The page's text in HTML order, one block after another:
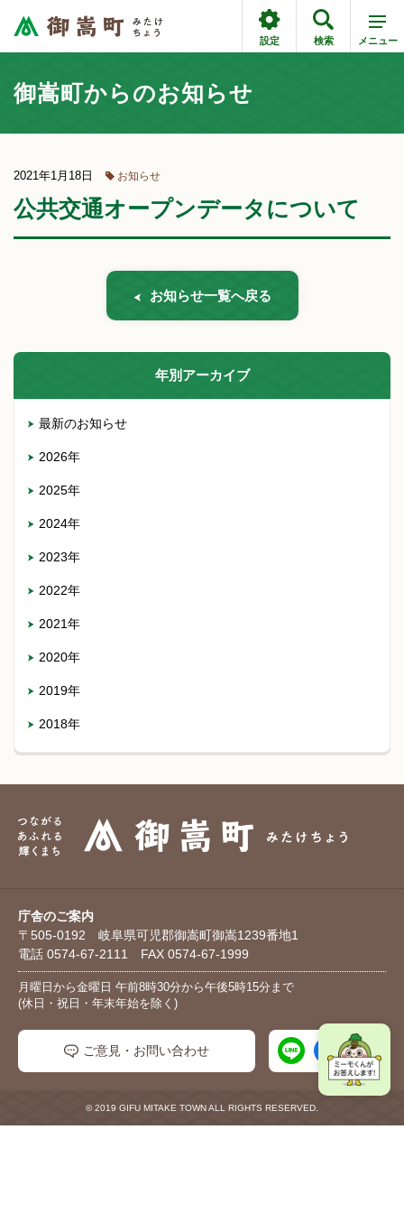
設定 検索 メニュー
御嵩町からのお知らせ
2021年1月18日 お知らせ
公共交通オープンデータについて
お知らせ一覧へ戻る
年別アーカイブ
最新のお知らせ
2026年
2025年
2024年
2023年
2022年
2021年
2020年
2019年
2018年
庁舎のご案内
〒505-0192 岐阜県可児郡御嵩町御嵩1239番地1
電話 0574-67-2111 FAX 0574-67-1999
月曜日から金曜日 午前8時30分から午後5時15分まで
(休日・祝日・年末年始を除く)
ご意見・お問い合わせ
© 2019 GIFU MITAKE TOWN ALL RIGHTS RESERVED.